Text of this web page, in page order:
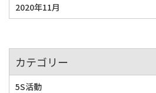
2020年11月
カテゴリー
5S活動